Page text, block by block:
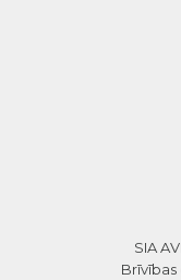
SIA
Brīvības